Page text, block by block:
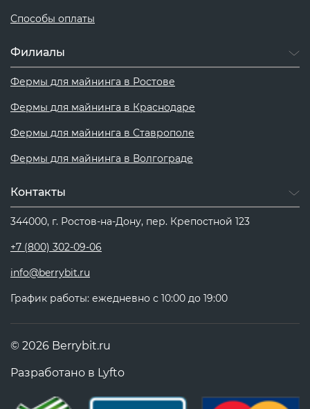
Способы оплаты
Филиалы
Фермы для майнинга в Ростове
Фермы для майнинга в Краснодаре
Фермы для майнинга в Ставрополе
Фермы для майнинга в Волгограде
Контакты
344000, г. Ростов-на-Дону, пер. Крепостной 123
+7 (800) 302-09-06
info@berrybit.ru
График работы: ежедневно с 10:00 до 19:00
© 2026 Berrybit.ru
Разработано в Lyfto